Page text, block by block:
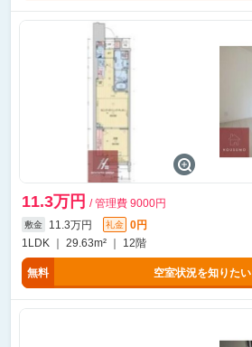
11.3万円 / 管理費 9000円
敷金 11.3万円 礼金
0円
1LDK ｜ 29.63m² ｜ 12階
無料 空室状況を知りたい